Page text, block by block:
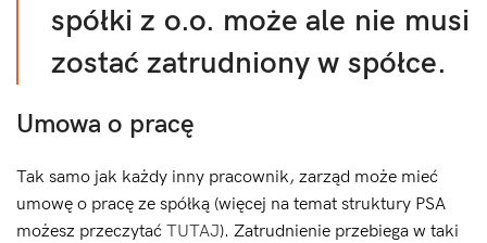
spółki z o.o. może ale nie musi
zostać zatrudniony w spółce.
Umowa o pracę
Tak samo jak każdy inny pracownik, zarząd może mieć
umowę o pracę ze spółką (więcej na temat struktury PSA
możesz przeczytać TUTAJ). Zatrudnienie przebiega w taki